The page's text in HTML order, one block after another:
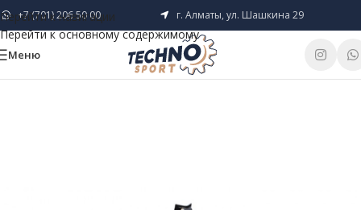
Перейти к навигации
Перейти к основному содержимому
+7 (701) 206 50 00 г. Алматы, ул. Шашкина 29
Меню